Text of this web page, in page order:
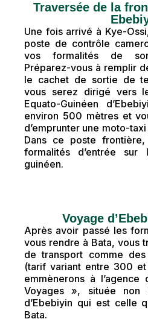
Traversée de la
Une fois arrivé à Kye-
poste de contrôle
vos formalités de
Préparez-vous à remplir
le cachet de sortie de
vous serez dirigé vers
Equato-Guinéen
environ 500 mètres et
d’emprunter une moto-
Dans ce poste
formalités d’entrée
guinéen.
Voyage
Après avoir passé les
vous rendre à Bata, vous
de transport comme
(tarif variant entre 300
emmènerons à
Voyages », située
d’Ebebiyin qui est celle
Bata.